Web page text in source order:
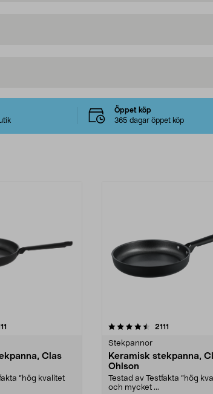
Öppet köp
365 dagar öppet köp
Clas
”hög kvalitet
5 stjärnor 2111
Stekpannor
Keramisk stekpanna,
Ohlson
Testad av Testfakta ”hög
och mycket ...
4.5 av 5 stjärnor